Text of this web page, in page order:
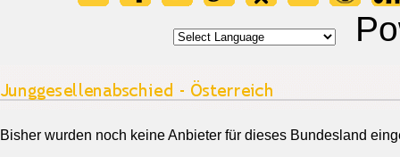
Bisher wurden noch keine Anbieter für dieses Bundesland